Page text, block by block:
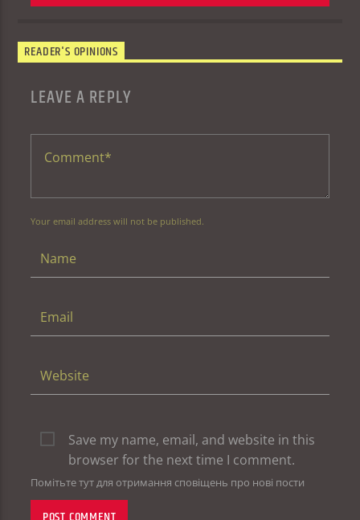
READER'S OPINIONS
LEAVE A REPLY
Your email address will not be published.
Save my name, email, and website in this
browser for the next time I comment.
Помітьте тут для отримання сповіщень про нові пости